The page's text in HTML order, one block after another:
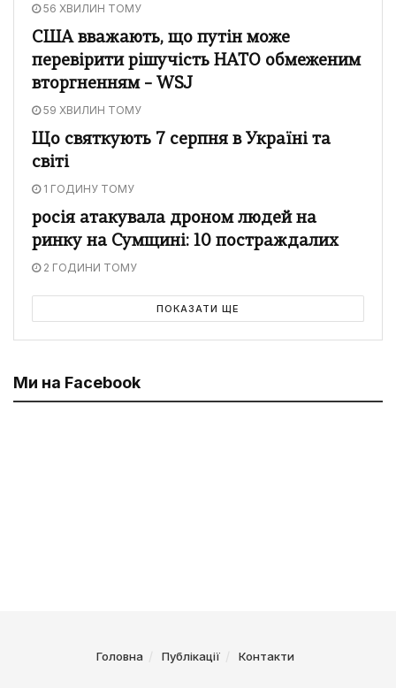
56 ХВИЛИН ТОМУ
США вважають, що путін може
перевірити рішучість НАТО обмеженим
вторгненням – WSJ
59 ХВИЛИН ТОМУ
Що святкують 7 серпня в Україні та
світі
1 ГОДИНУ ТОМУ
росія атакувала дроном людей на
ринку на Сумщині: 10 постраждалих
2 ГОДИНИ ТОМУ
ПОКАЗАТИ ЩЕ
Ми на Facebook
Головна Публікації Контакти